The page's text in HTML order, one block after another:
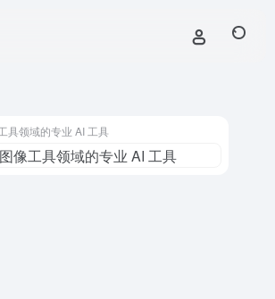
具领域的专业 AI 工具